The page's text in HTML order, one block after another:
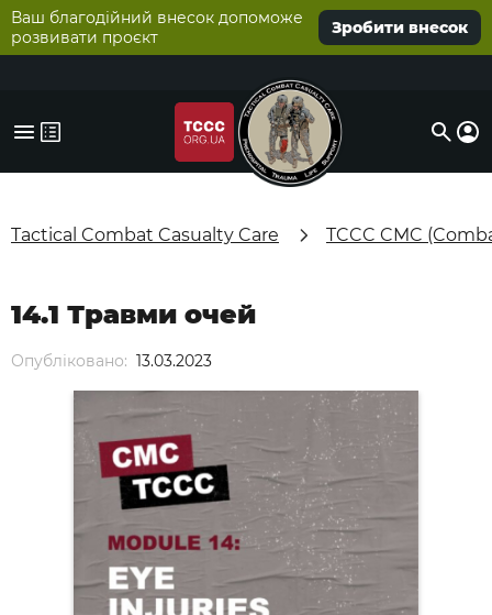
Ваш благодійний внесок допоможе
розвивати проєкт
Зробити внесок
Tactical Combat Casualty Care TCCC CMC
Опубліковано: 13.03.2023
14.1 Травми очей